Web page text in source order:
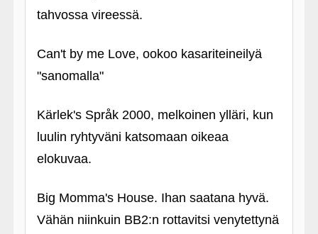
tahvossa vireessä.
Can't by me Love, ookoo kasariteineilyä
"sanomalla"
Kärlek's Språk 2000, melkoinen ylläri, kun
luulin ryhtyväni katsomaan oikeaa
elokuvaa.
Big Momma's House. Ihan saatana hyvä.
Vähän niinkuin BB2:n rottavitsi venytettynä